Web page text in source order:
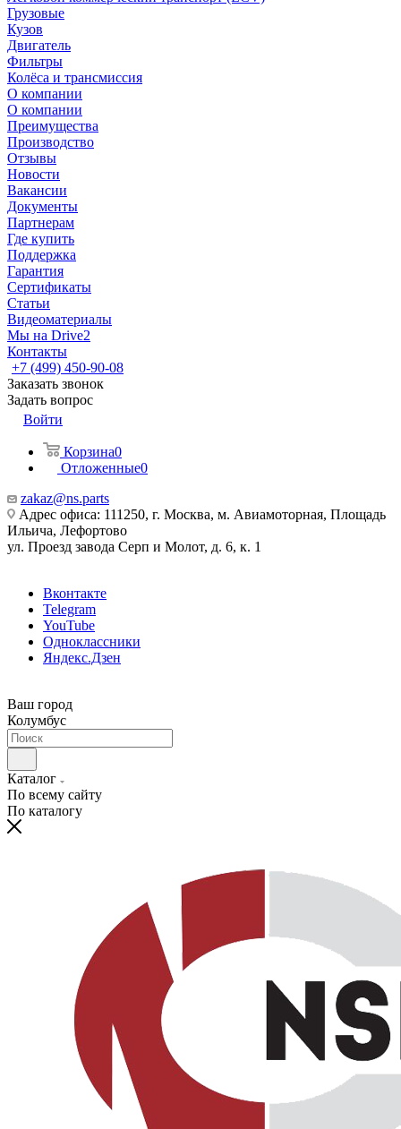
Грузовые
Кузов
Двигатель
Фильтры
Колёса и трансмиссия
О компании
О компании
Преимущества
Производство
Отзывы
Новости
Вакансии
Документы
Партнерам
Где купить
Поддержка
Гарантия
Сертификаты
Статьи
Видеоматериалы
Мы на Drive2
Контакты
+7 (499) 450-90-08
Заказать звонок
Задать вопрос
Войти
Корзина0
Отложенные0
zakaz@ns.parts
Адрес офиса: 111250, г. Москва, м. Авиамоторная, Площадь
Ильича, Лефортово
ул. Проезд завода Серп и Молот, д. 6, к. 1
Вконтакте
Telegram
YouTube
Одноклассники
Яндекс.Дзен
Ваш город
Колумбус
Каталог
По всему сайту
По каталогу